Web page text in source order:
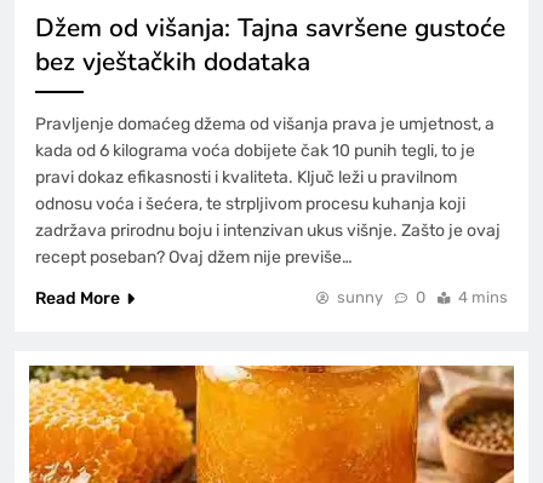
Džem od višanja: Tajna savršene gustoće
bez vještačkih dodataka
Pravljenje domaćeg džema od višanja prava je umjetnost, a
kada od 6 kilograma voća dobijete čak 10 punih tegli, to je
pravi dokaz efikasnosti i kvaliteta. Ključ leži u pravilnom
odnosu voća i šećera, te strpljivom procesu kuhanja koji
zadržava prirodnu boju i intenzivan ukus višnje. Zašto je ovaj
recept poseban? Ovaj džem nije previše…
Read More
sunny 0 4 mins